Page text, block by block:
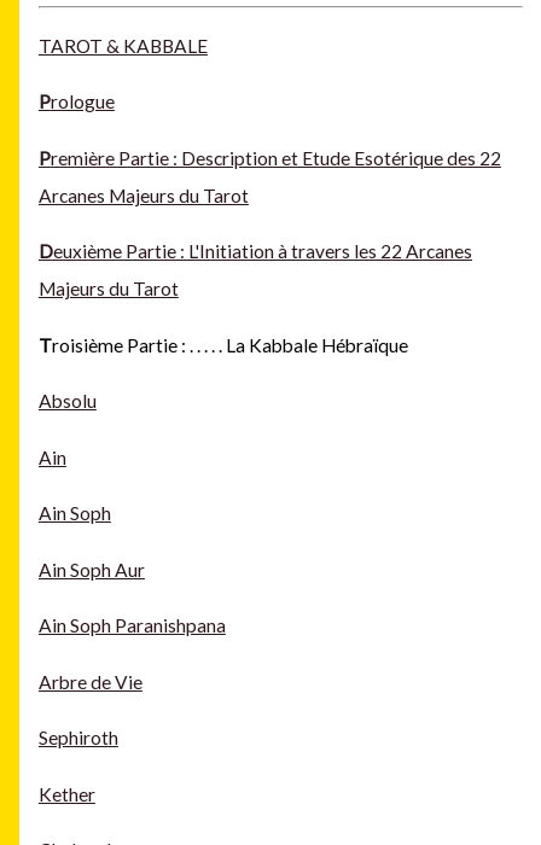
TAROT & KABBALE
Prologue
Première Partie : Description et Etude Esotérique des 22
Arcanes Majeurs du Tarot
Deuxième Partie : L'Initiation à travers les 22 Arcanes
Majeurs du Tarot
Troisième Partie : . . . . . La Kabbale Hébraïque
Absolu
Ain
Ain Soph
Ain Soph Aur
Ain Soph Paranishpana
Arbre de Vie
Sephiroth
Kether